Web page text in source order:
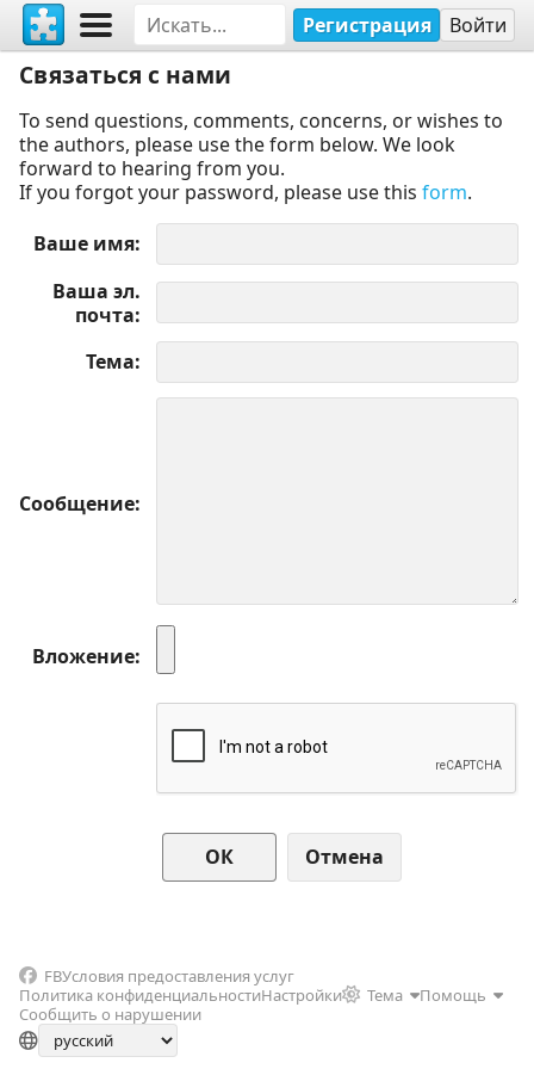
Регистрация Войти
Связаться с нами
To send questions, comments, concerns, or wishes to
the authors, please use the form below. We look
forward to hearing from you.
If you forgot your password, please use this form.
Ваше имя
Ваша эл.
почта
Тема
Сообщение
Вложение
Отмена
FBУсловия предоставления услуг
Политика конфиденциальностиНастройки Тема
Помощь
Сообщить о нарушении